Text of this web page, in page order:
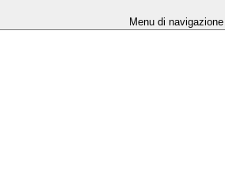
Menu di navigazione